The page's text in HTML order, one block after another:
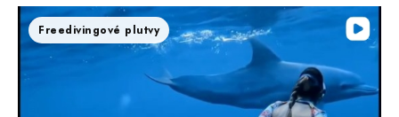
Freedivingové plutvy